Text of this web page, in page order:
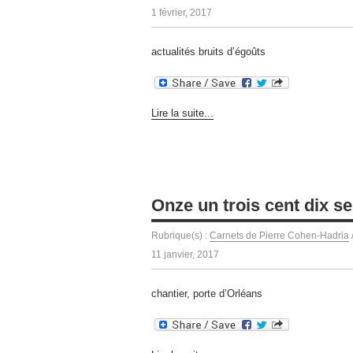
1 février, 2017
actualités bruits d’égoûts
Lire la suite...
Onze un trois cent dix
Rubrique(s) : Carnets de Pierre Cohen-Hadria
11 janvier, 2017
chantier, porte d’Orléans